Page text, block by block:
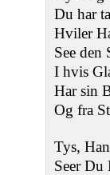
Du har
Hviler
See den
I hvis
Har sin
Og fra
Tys,
Seer Du